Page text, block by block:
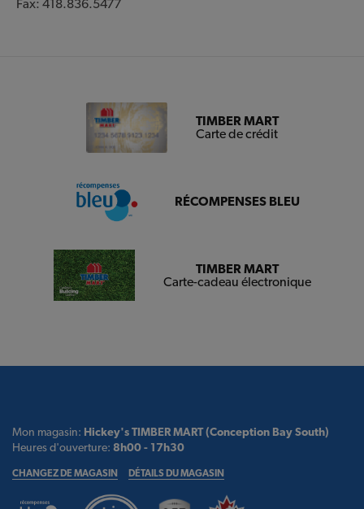
Fax: 418.836.5477
TIMBER MART
Carte de crédit
RÉCOMPENSES BLEU
TIMBER MART
Carte-cadeau électronique
Mon magasin: Hickey's TIMBER MART (Conception Bay South)
Heures d'ouverture: 8h00 - 17h30
CHANGEZ DE MAGASIN DÉTAILS DU MAGASIN